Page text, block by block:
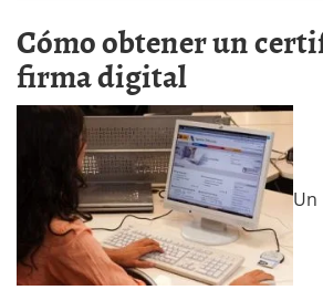
Cómo obtener un
firma digital
Un